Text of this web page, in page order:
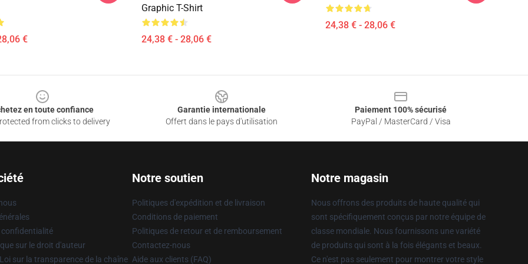
€
Graphic T-Shirt
24,38 € - 28,06 €
24,38 € - 28,06 €
en toute confiance
from clicks to delivery
Garantie internationale
Offert dans le pays d'utilisation
Paiement 100% sécurisé
PayPal / MasterCard / Visa
confidentialité
sur le droit d'auteur
sur la transparence de la chaîne
Notre soutien
Politiques d'expédition et de livraison
Conditions de paiement
Politiques de retour et de remboursement
Contactez-nous
Aide aux clients (FAQ)
Notre magasin
Nous offrons des produits de haute qualité qui
sont spécifiquement conçus par notre équipe de
classe mondiale. Nous fournissons une variété
de produits qui sont à la fois élégants et beaux.
Ce n'est pas seulement pour montrer votre style